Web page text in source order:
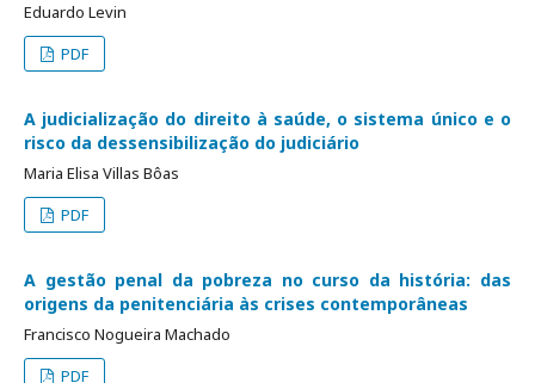
Eduardo Levin
PDF
A judicialização do direito à saúde, o sistema único e o
risco da dessensibilização do judiciário
Maria Elisa Villas Bôas
PDF
A gestão penal da pobreza no curso da história: das
origens da penitenciária às crises contemporâneas
Francisco Nogueira Machado
PDF